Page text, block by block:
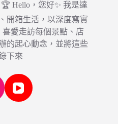
Hello，您好✨ 我是達
開箱生活，以深度寫實
愛走訪每個景點、店
的起心動念，並將這些
下來